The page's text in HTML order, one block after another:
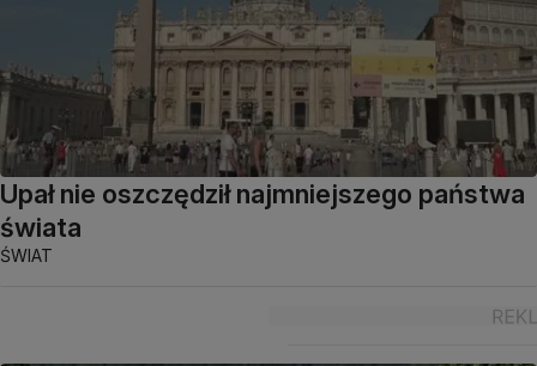
Upał nie oszczędził najmniejszego państwa
świata
ŚWIAT